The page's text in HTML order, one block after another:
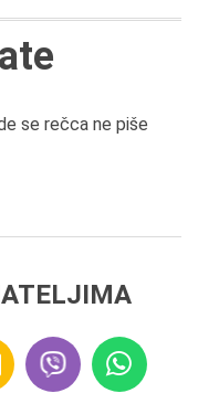
se rečca ne piše